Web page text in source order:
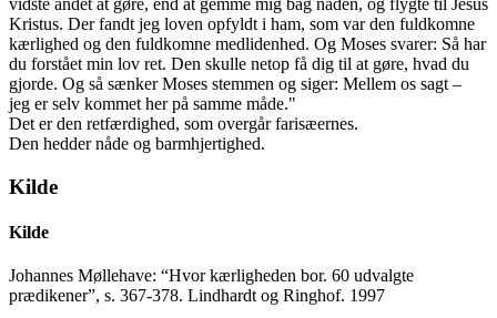
Kristus. Der fandt jeg loven opfyldt i ham, som var den fuldkomne
kærlighed og den fuldkomne medlidenhed. Og Moses svarer: Så har
du forstået min lov ret. Den skulle netop få dig til at gøre, hvad du
gjorde. Og så sænker Moses stemmen og siger: Mellem os sagt –
jeg er selv kommet her på samme måde."
Det er den retfærdighed, som overgår farisæernes.
Den hedder nåde og barmhjertighed.
Kilde
Kilde
Johannes Møllehave: “Hvor kærligheden bor. 60 udvalgte
prædikener”, s. 367-378. Lindhardt og Ringhof. 1997